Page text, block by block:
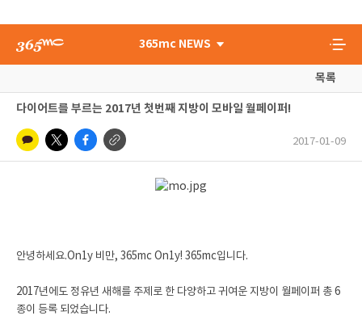
365mc NEWS
목록
다이어트를 부르는 2017년 첫번째 지방이 모바일 월페이퍼!
2017-01-09
안녕하세요.On1y 비만, 365mc On1y! 365mc입니다.
2017년에도 정유년 새해를 주제로 한 다양하고 귀여운 지방이 월페이퍼 총 6
종이 등록 되었습니다.